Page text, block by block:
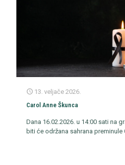
13. veljače 2026.
Carol Anne Škunca
Dana 16.02.2026. u 14:00 sati na
biti će održana sahrana preminule